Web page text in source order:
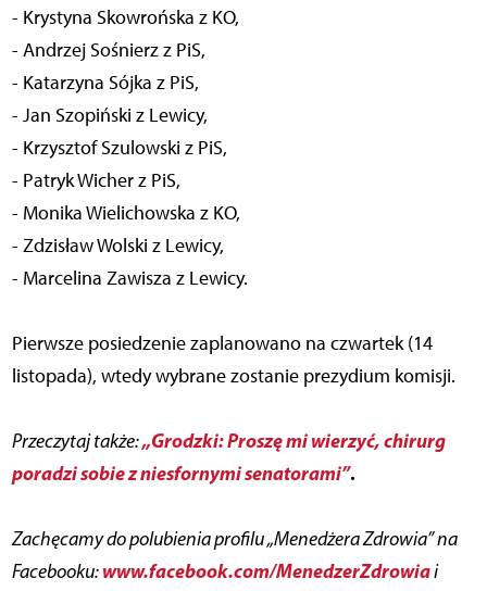
- Krystyna Skowrońska z KO,
- Andrzej Sośnierz z PiS,
- Katarzyna Sójka z PiS,
- Jan Szopiński z Lewicy,
- Krzysztof Szulowski z PiS,
- Patryk Wicher z PiS,
- Monika Wielichowska z KO,
- Zdzisław Wolski z Lewicy,
- Marcelina Zawisza z Lewicy.
Pierwsze posiedzenie zaplanowano na czwartek (14
listopada), wtedy wybrane zostanie prezydium komisji.
Przeczytaj także:„Grodzki: Proszę mi wierzyć, chirurg
poradzi sobie z niesfornymi senatorami”.
Zachęcamy do polubienia profilu „Menedżera Zdrowia” na
Facebooku:www.facebook.com/MenedzerZdrowiai